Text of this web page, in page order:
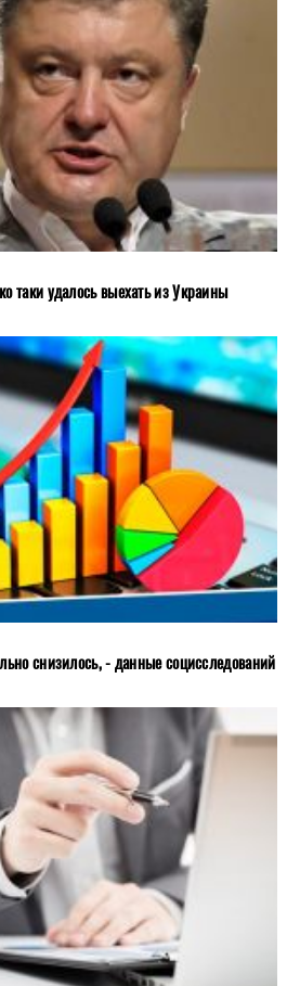
таки удалось выехать из Украины
снизилось, - данные социсследований